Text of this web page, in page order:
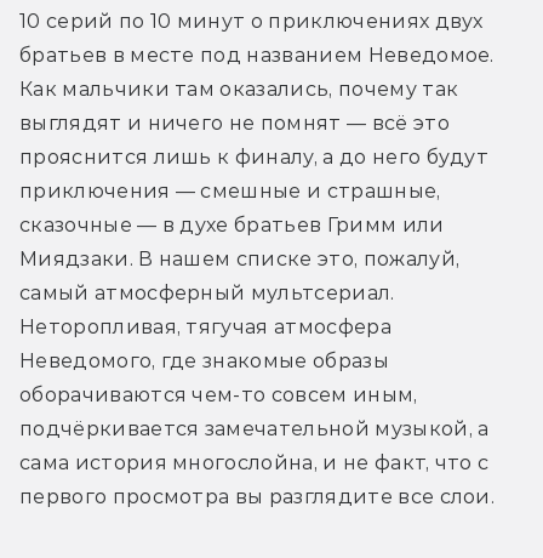
10 серий по 10 минут о приключениях двух
братьев в месте под названием Неведомое.
Как мальчики там оказались, почему так
выглядят и ничего не помнят — всё это
прояснится лишь к финалу, а до него будут
приключения — смешные и страшные,
сказочные — в духе братьев Гримм или
Миядзаки. В нашем списке это, пожалуй,
самый атмосферный мультсериал.
Неторопливая, тягучая атмосфера
Неведомого, где знакомые образы
оборачиваются чем-то совсем иным,
подчёркивается замечательной музыкой, а
сама история многослойна, и не факт, что с
первого просмотра вы разглядите все слои.